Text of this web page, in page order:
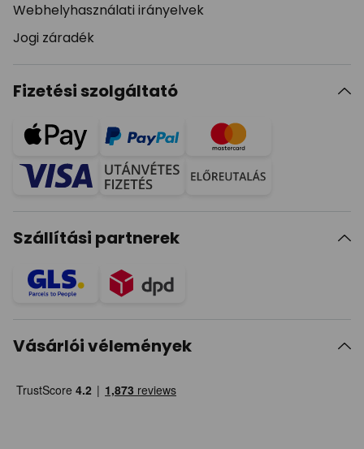
Webhelyhasználati irányelvek
Jogi záradék
Fizetési szolgáltató
Szállítási partnerek
Vásárlói vélemények